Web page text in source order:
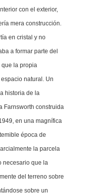
con el exterior,
mera construcción.
en cristal y no
a formar parte del
la propia
natural. Un
historia de la
Farnsworth construida
en una magnífica
época de
la parcela
necesario que la
del terreno sobre
sobre un